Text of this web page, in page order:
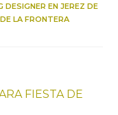
DESIGNER EN JEREZ DE
LA FRONTERA
FIESTA DE